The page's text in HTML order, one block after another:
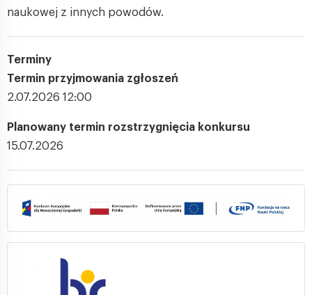
naukowej z innych powodów.
Terminy
Termin przyjmowania zgłoszeń
2.07.2026 12:00
Planowany termin rozstrzygnięcia konkursu
15.07.2026